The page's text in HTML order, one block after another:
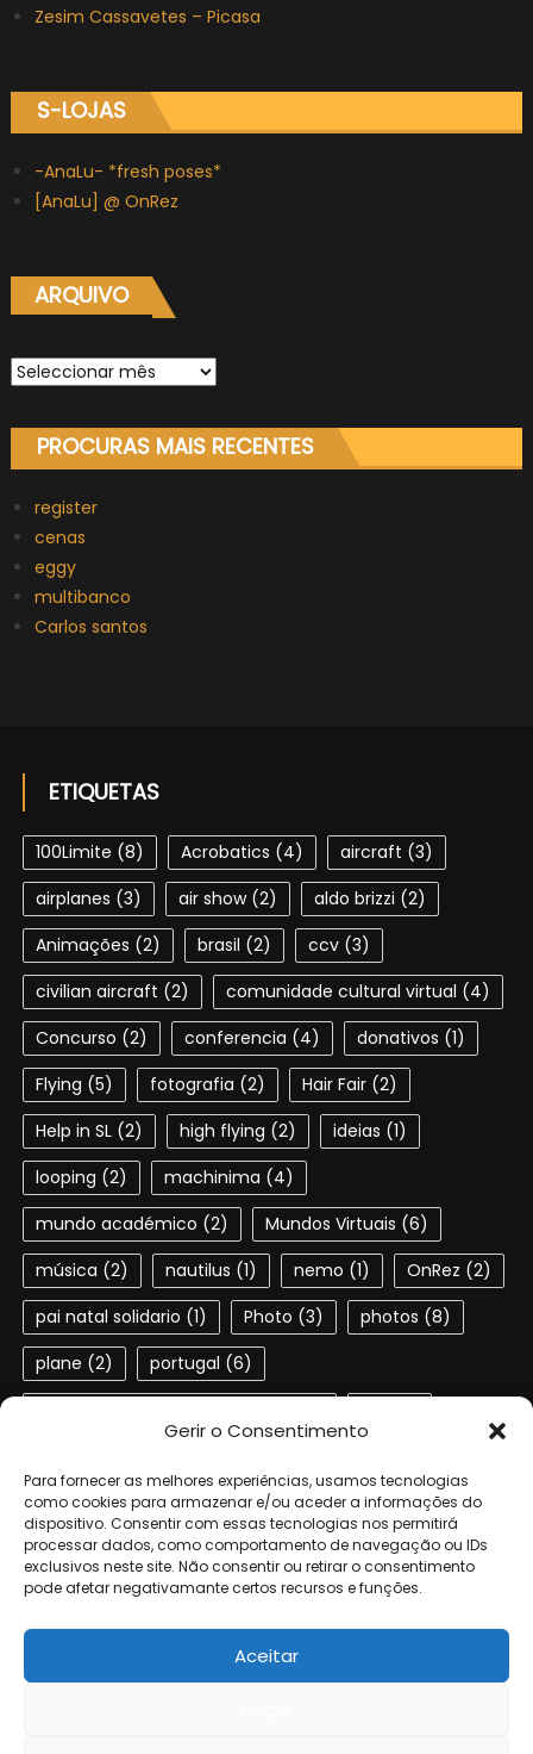
Gerir o Consentimento
Para fornecer as melhores experiências, usamos tecnologias
como cookies para armazenar e/ou aceder a informações do
dispositivo. Consentir com essas tecnologias nos permitirá
processar dados, como comportamento de navegação ou IDs
exclusivos neste site. Não consentir ou retirar o consentimento
pode afetar negativamante certos recursos e funções.
Aceitar
Zesim Cassavetes – Picasa
S-LOJAS
-AnaLu- *fresh poses*
[AnaLu] @ OnRez
ARQUIVO
Arquivo
PROCURAS MAIS RECENTES
register
cenas
eggy
multibanco
Carlos santos
ETIQUETAS
100Limite (8) Acrobatics (4) aircraft (3)
airplanes (3) air show(2) aldo brizzi (2)
Animações (2) brasil (2) ccv(3)
civilian aircraft (2) comunidade cultural virtual (4)
Concurso (2) conferencia (4) donativos (1)
Flying (5) fotografia (2) Hair Fair(2)
Help in SL(2) high flying (2) ideias (1)
looping (2) machinima (4)
mundo académico (2) Mundos Virtuais (6)
música (2) nautilus (1) nemo (1) OnRez (2)
pai natal solidario (1) Photo (3) photos (8)
plane (2) portugal (6)
solidariedade(2) steampunk(1) ted(2)
terra dos sonhos(4) TSF(3)
Universidade de Aveiro(4) verne(1)